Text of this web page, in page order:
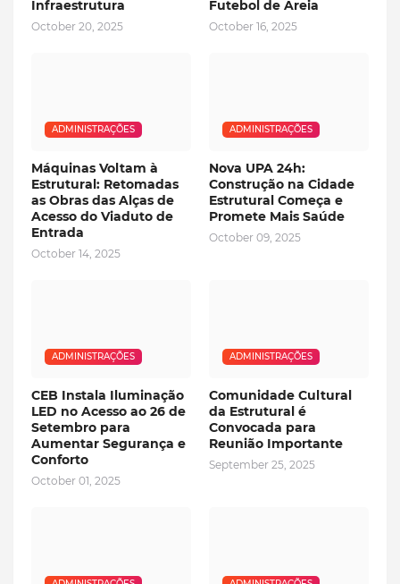
Infraestrutura
October 20, 2025
Futebol de Areia
October 16, 2025
ADMINISTRAÇÕES
Máquinas Voltam à
Estrutural: Retomadas
as Obras das Alças de
Acesso do Viaduto de
Entrada
October 14, 2025
ADMINISTRAÇÕES
Nova UPA 24h:
Construção na Cidade
Estrutural Começa e
Promete Mais Saúde
October 09, 2025
ADMINISTRAÇÕES
CEB Instala Iluminação
LED no Acesso ao 26 de
Setembro para
Aumentar Segurança e
Conforto
October 01, 2025
ADMINISTRAÇÕES
Comunidade Cultural
da Estrutural é
Convocada para
Reunião Importante
September 25, 2025